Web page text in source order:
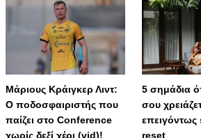
Μάριους Κράιγκερ Λιντ:
Ο ποδοσφαιριστής που
παίζει στο Conference
χωρίς δεξί χέρι (vid)!
5 σημάδια
σου
επειγόντως
reset